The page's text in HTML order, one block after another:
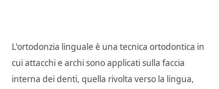
L'ortodonzia linguale è una tecnica ortodontica in
cui attacchi e archi sono applicati sulla faccia
interna dei denti, quella rivolta verso la lingua,